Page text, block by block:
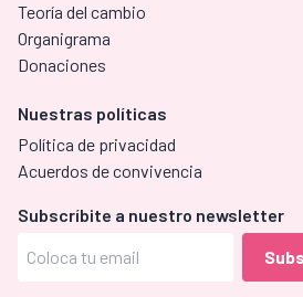
Teoría del cambio
Organigrama
Donaciones
Nuestras políticas
Política de privacidad
Acuerdos de convivencia
Subscríbite a nuestro newsletter